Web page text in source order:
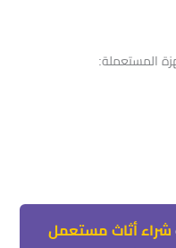
المستعملة:
شراء أثاث مستعمل